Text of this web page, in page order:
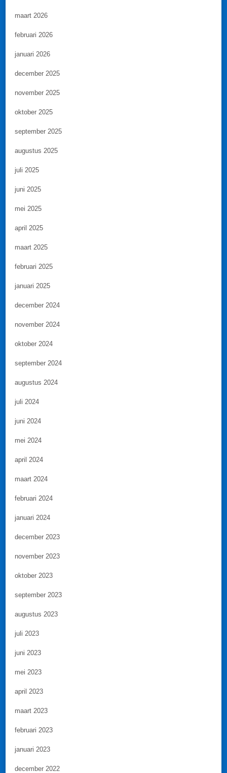
maart 2026
februari 2026
januari 2026
december 2025
november 2025
oktober 2025
september 2025
augustus 2025
juli 2025
juni 2025
mei 2025
april 2025
maart 2025
februari 2025
januari 2025
december 2024
november 2024
oktober 2024
september 2024
augustus 2024
juli 2024
juni 2024
mei 2024
april 2024
maart 2024
februari 2024
januari 2024
december 2023
november 2023
oktober 2023
september 2023
augustus 2023
juli 2023
juni 2023
mei 2023
april 2023
maart 2023
februari 2023
januari 2023
december 2022